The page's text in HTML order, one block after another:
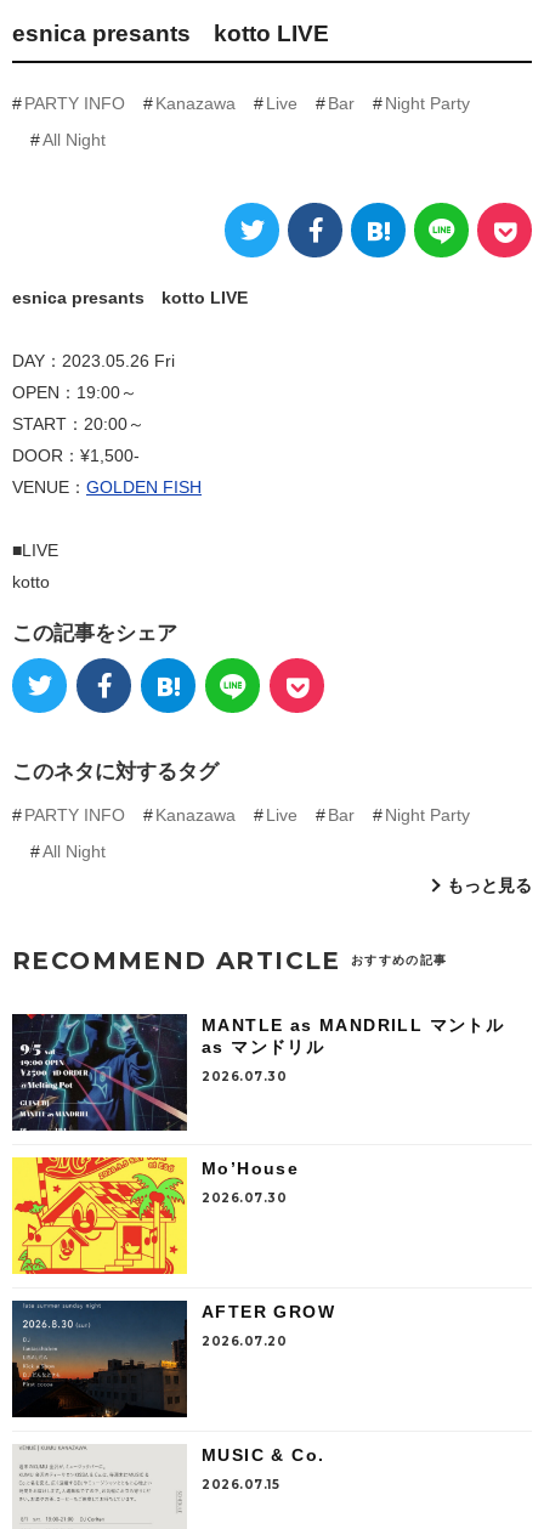
esnica presants kotto LIVE
PARTY INFO Kanazawa Live Bar
Night Party
All Night
esnica presants kotto LIVE
DAY：2023.05.26 Fri
OPEN：19:00～
START：20:00～
DOOR：¥1,500-
VENUE： GOLDEN FISH
■LIVE
kotto
この記事をシェア
このネタに対するタグ
PARTY INFO Kanazawa Live Bar
Night Party
All Night
もっと見る
RECOMMEND ARTICLE おすすめの記事
MANTLE as MANDRILL マントル
as マンドリル
2026.07.30
Mo’House
2026.07.30
AFTER GROW
2026.07.20
MUSIC & Co.
2026.07.15